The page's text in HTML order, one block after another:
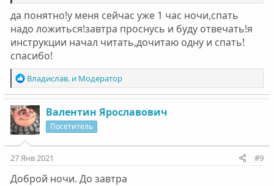
да понятно!у меня сейчас уже 1 час ночи,спать
надо ложиться!завтра проснусь и буду отвечать!я
инструкции начал читать,дочитаю одну и спать!
спасибо!
Р
е
а
к
ц
и
и
:
Владислав.и Модератор
Валентин Ярославович
Посетитель
27 Янв 2021 #9
Доброй ночи. До завтра